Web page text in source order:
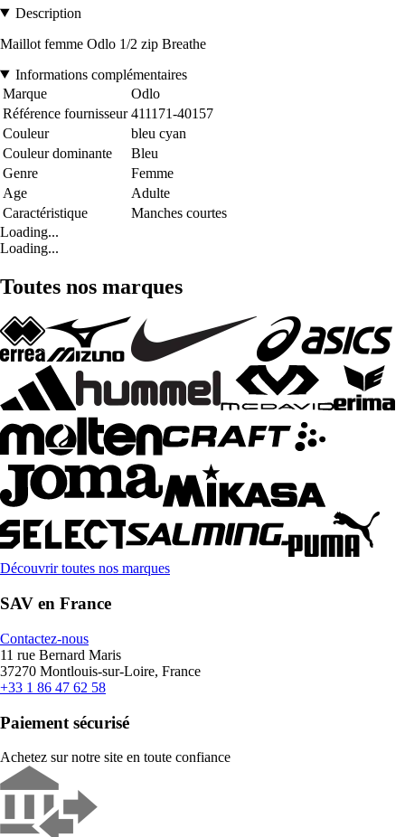
Description
Maillot femme Odlo 1/2 zip Breathe
Informations complémentaires
Marque
Odlo
Référence fournisseur 411171-40157
Couleur
bleu cyan
Couleur dominante
Bleu
Genre
Femme
Age
Adulte
Caractéristique
Manches courtes
Loading...
Loading...
Toutes nos marques
Découvrir toutes nos marques
SAV en France
Contactez-nous
11 rue Bernard Maris
37270 Montlouis-sur-Loire, France
+33 1 86 47 62 58
Paiement sécurisé
Achetez sur notre site en toute confiance